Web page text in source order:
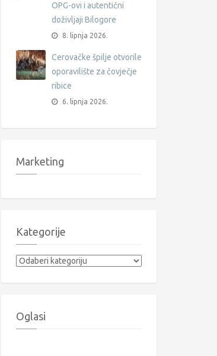
OPG-ovi i autentični
doživljaji Bilogore
8. lipnja 2026.
Cerovačke špilje otvorile
oporavilište za čovječje
ribice
6. lipnja 2026.
Marketing
Kategorije
Kategorije
Oglasi